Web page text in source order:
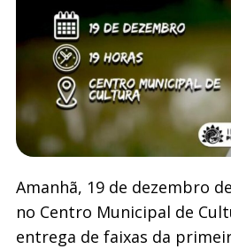
Amanhã, 19 de dezembro
no Centro Municipal de
entrega de faixas da